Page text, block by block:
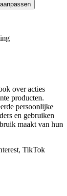
over acties
producten.
persoonlijke
en gebruiken
maakt van hun
TikTok